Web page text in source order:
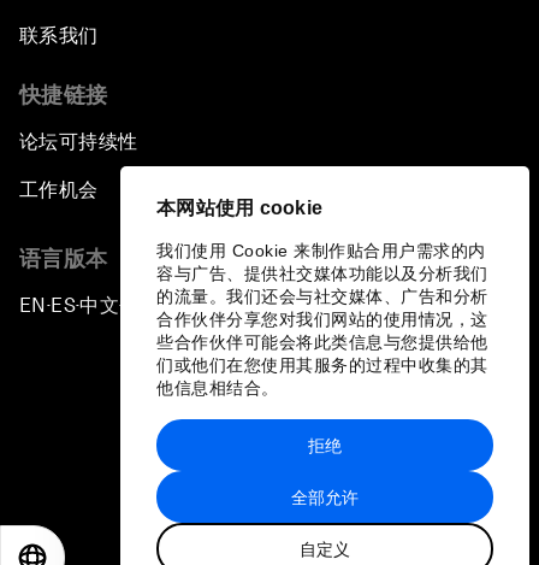
本网站使用 cookie
我们使用 Cookie 来制作贴合用户需求的内
容与广告、提供社交媒体功能以及分析我们
的流量。我们还会与社交媒体、广告和分析
合作伙伴分享您对我们网站的使用情况，这
些合作伙伴可能会将此类信息与您提供给他
们或他们在您使用其服务的过程中收集的其
他信息相结合。
全部允许
自定义
拒绝
联系我们
快捷链接
论坛可持续性
工作机会
语言版本
EN ▪ES▪中文▪ 日本語
站点地图
世界经济论坛